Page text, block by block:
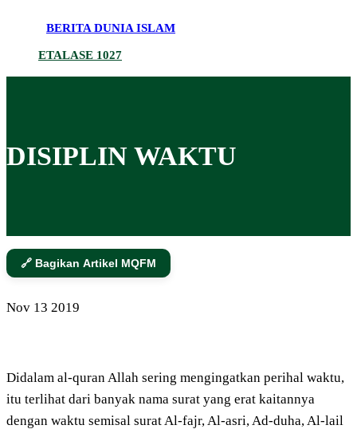
BERITA DUNIA ISLAM
ETALASE 1027
DISIPLIN WAKTU
🔗 Bagikan Artikel MQFM
Nov 13 2019
Didalam al-quran Allah sering mengingatkan perihal waktu,
itu terlihat dari banyak nama surat yang erat kaitannya
dengan waktu semisal surat Al-fajr, Al-asri, Ad-duha, Al-lail